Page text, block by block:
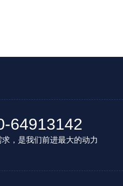
64913142
求，是我们前进最大的动力